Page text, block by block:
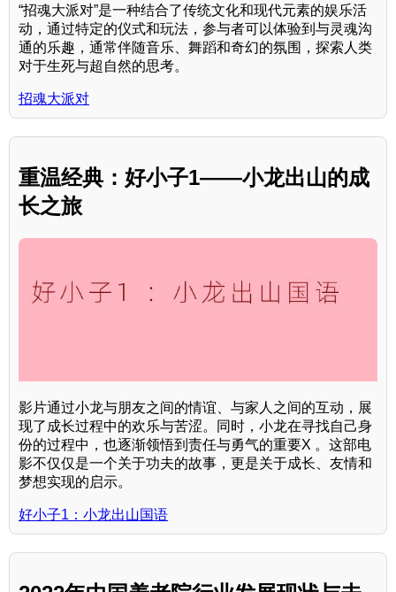
“招魂大派对”是一种结合了传统文化和现代元素的娱乐活
动，通过特定的仪式和玩法，参与者可以体验到与灵魂沟
通的乐趣，通常伴随音乐、舞蹈和奇幻的氛围，探索人类
对于生死与超自然的思考。
招魂大派对
重温经典：好小子1——小龙出山的成
长之旅
影片通过小龙与朋友之间的情谊、与家人之间的互动，展
现了成长过程中的欢乐与苦涩。同时，小龙在寻找自己身
份的过程中，也逐渐领悟到责任与勇气的重要X 。这部电
影不仅仅是一个关于功夫的故事，更是关于成长、友情和
梦想实现的启示。
好小子1：小龙出山国语